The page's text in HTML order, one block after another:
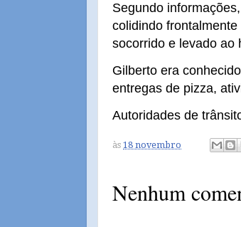
Segundo
colidindo
socorrido e levado ao
Gilberto era
entregas de pizza,
Autoridades de
às 18 novembro
Nenhum